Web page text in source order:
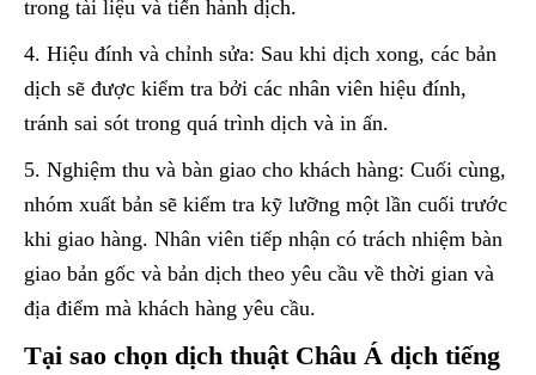
trong tài liệu và tiến hành dịch.
4. Hiệu đính và chỉnh sửa: Sau khi dịch xong, các bản
dịch sẽ được kiểm tra bởi các nhân viên hiệu đính,
tránh sai sót trong quá trình dịch và in ấn.
5. Nghiệm thu và bàn giao cho khách hàng: Cuối cùng,
nhóm xuất bản sẽ kiểm tra kỹ lưỡng một lần cuối trước
khi giao hàng. Nhân viên tiếp nhận có trách nhiệm bàn
giao bản gốc và bản dịch theo yêu cầu về thời gian và
địa điểm mà khách hàng yêu cầu.
Tại sao chọn dịch thuật Châu Á dịch tiếng